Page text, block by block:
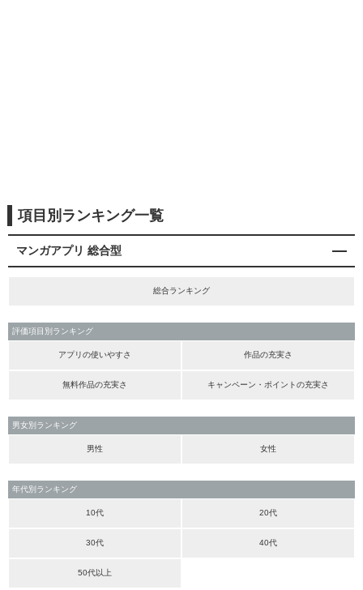
項目別ランキング一覧
マンガアプリ 総合型
総合ランキング
評価項目別ランキング
アプリの使いやすさ 作品の充実さ
無料作品の充実さ キャンペーン・ポイントの充実さ
男女別ランキング
男性 女性
年代別ランキング
10代 20代
30代 40代
50代以上